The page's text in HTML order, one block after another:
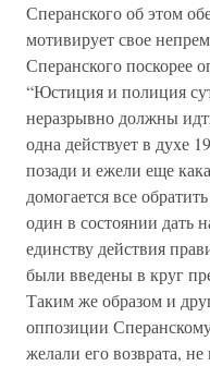
Сперанского об этом
мотивирует свое
Сперанского поскорее
“Юстиция и полиция
неразрывно должны
одна действует в духе
позади и ежели еще
домогается все
один в состоянии дать
единству действия
были введены в круг
Таким же образом и
оппозиции
желали его возврата,